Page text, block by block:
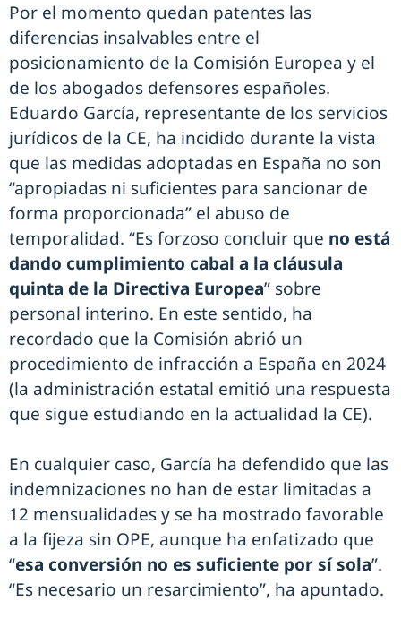
Por el momento quedan patentes las
diferencias insalvables entre el
posicionamiento de la Comisión Europea y el
de los abogados defensores españoles.
Eduardo García, representante de los servicios
jurídicos de la CE, ha incidido durante la vista
que las medidas adoptadas en España no son
“apropiadas ni suficientes para sancionar de
forma proporcionada” el abuso de
temporalidad. “Es forzoso concluir que no está
dando cumplimiento cabal a la cláusula
quinta de la Directiva Europea” sobre
personal interino. En este sentido, ha
recordado que la Comisión abrió un
procedimiento de infracción a España en 2024
(la administración estatal emitió una respuesta
que sigue estudiando en la actualidad la CE).
En cualquier caso, García ha defendido que las
indemnizaciones no han de estar limitadas a
12 mensualidades y se ha mostrado favorable
a la fijeza sin OPE, aunque ha enfatizado que
“esa conversión no es suficiente por sí sola”.
“Es necesario un resarcimiento”, ha apuntado.